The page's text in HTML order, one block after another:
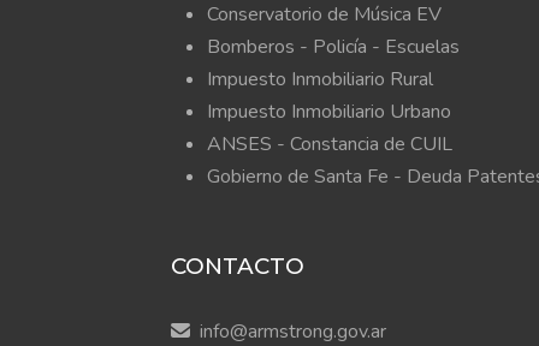
Conservatorio de Música EV
Bomberos - Policía - Escuelas
Impuesto Inmobiliario Rural
Impuesto Inmobiliario Urbano
ANSES - Constancia de CUIL
Gobierno de Santa Fe - Deuda
CONTACTO
info@armstrong.gov.ar